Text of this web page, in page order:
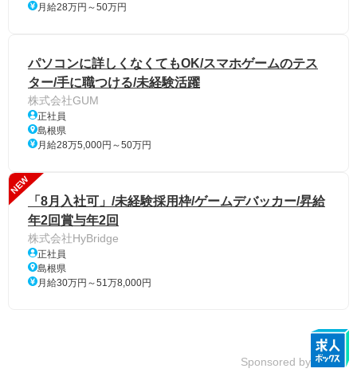
月給28万円～50万円
パソコンに詳しくなくてもOK/スマホゲームのテス
ター/手に職つける/未経験活躍
株式会社GUM
正社員
島根県
月給28万5,000円～50万円
NEW
「8月入社可」/未経験採用枠/ゲームデバッカー/昇給
年2回賞与年2回
株式会社HyBridge
正社員
島根県
月給30万円～51万8,000円
Sponsored by